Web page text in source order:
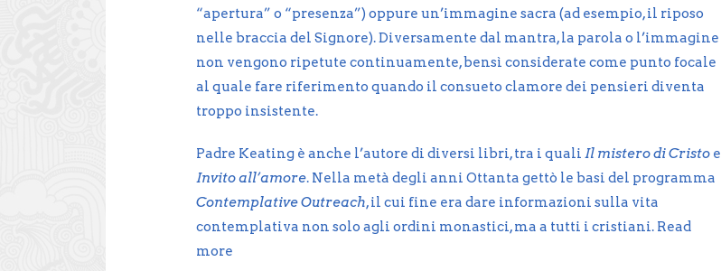
“apertura” o “presenza”) oppure un’immagine sacra (ad esempio, il riposo
nelle braccia del Signore). Diversamente dal mantra, la parola o l’immagine
non vengono ripetute continuamente, bensì considerate come punto focale
al quale fare riferimento quando il consueto clamore dei pensieri diventa
troppo insistente.
Padre Keating è anche l’autore di diversi libri, tra i quali Il mistero di Cristo e
Invito all’amore. Nella metà degli anni Ottanta gettò le basi del programma
Contemplative Outreach, il cui fine era dare informazioni sulla vita
contemplativa non solo agli ordini monastici, ma a tutti i cristiani. Read
more